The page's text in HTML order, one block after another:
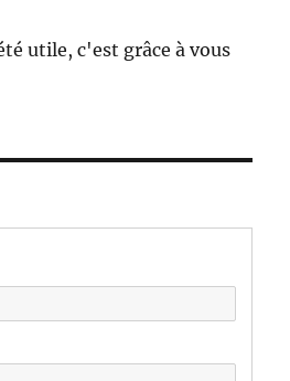
utile, c'est grâce à vous